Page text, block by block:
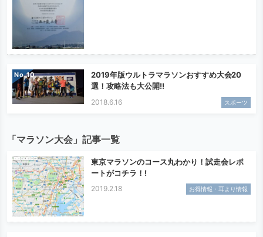
No.
2019年版ウルトラマラソンおすすめ大会20
選！攻略法も大公開!!
2018.6.16 スポーツ
「マラソン大会」記事一覧
東京マラソンのコース丸わかり！試走会レポ
ートがコチラ！!
2019.2.18 お得情報・耳より情報